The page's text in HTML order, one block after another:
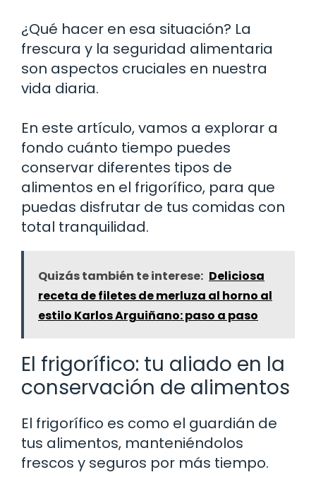
¿Qué hacer en esa situación? La
frescura y la seguridad alimentaria
son aspectos cruciales en nuestra
vida diaria.
En este artículo, vamos a explorar a
fondo cuánto tiempo puedes
conservar diferentes tipos de
alimentos en el frigorífico, para que
puedas disfrutar de tus comidas con
total tranquilidad.
Quizás también te interese: Deliciosa
receta de filetes de merluza al horno al
estilo Karlos Arguiñano: paso a paso
El frigorífico: tu aliado en la
conservación de alimentos
El frigorífico es como el guardián de
tus alimentos, manteniéndolos
frescos y seguros por más tiempo.